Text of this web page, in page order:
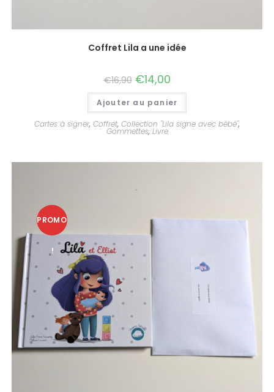
Coffret Lila a une idée
€16,90 €14,00
Ajouter au panier
Cartes à signer, Coffret, Collection "Lila signe avec bébé",
Gommettes, Livre
PROMO
!